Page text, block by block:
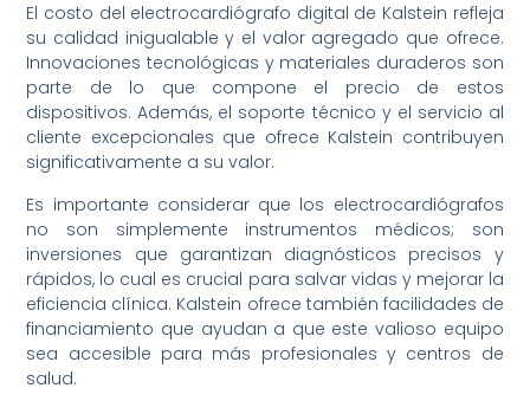
El costo del electrocardiógrafo digital de Kalstein refleja
su calidad inigualable y el valor agregado que ofrece.
Innovaciones tecnológicas y materiales duraderos son
parte de lo que compone el precio de estos
dispositivos. Además, el soporte técnico y el servicio al
cliente excepcionales que ofrece Kalstein contribuyen
significativamente a su valor.
Es importante considerar que los electrocardiógrafos
no son simplemente instrumentos médicos; son
inversiones que garantizan diagnósticos precisos y
rápidos, lo cual es crucial para salvar vidas y mejorar la
eficiencia clínica. Kalstein ofrece también facilidades de
financiamiento que ayudan a que este valioso equipo
sea accesible para más profesionales y centros de
salud.